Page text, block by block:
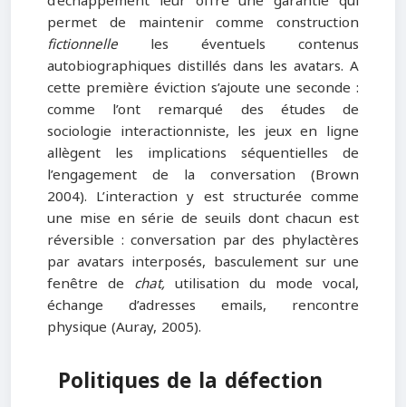
permet de maintenir comme construction
fictionnelle les éventuels contenus
autobiographiques distillés dans les avatars. A
cette première éviction s’ajoute une seconde :
comme l’ont remarqué des études de
sociologie interactionniste, les jeux en ligne
allègent les implications séquentielles de
l’engagement de la conversation (Brown
2004). L’interaction y est structurée comme
une mise en série de seuils dont chacun est
réversible : conversation par des phylactères
par avatars interposés, basculement sur une
fenêtre de chat, utilisation du mode vocal,
échange d’adresses emails, rencontre
physique (Auray, 2005).
Politiques de la défection